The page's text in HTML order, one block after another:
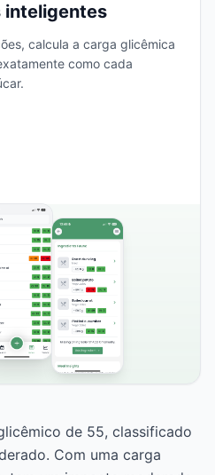
inteligentes
calcula a carga glicêmica
como cada
de 55, classificado
Com uma carga